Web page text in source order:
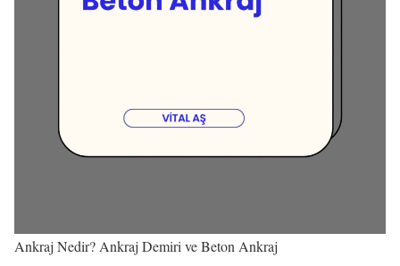
Ankraj Nedir? Ankraj Demiri ve Beton Ankraj